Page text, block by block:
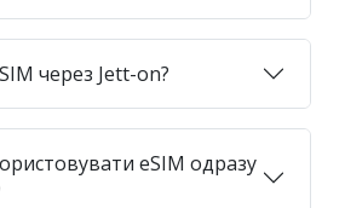
через Jett-on?
eSIM одразу